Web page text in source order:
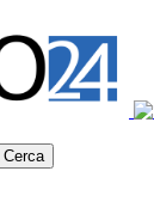
Cerca